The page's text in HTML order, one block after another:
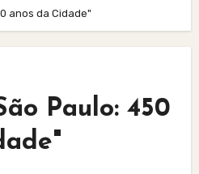
anos da Cidade"
Paulo: 450